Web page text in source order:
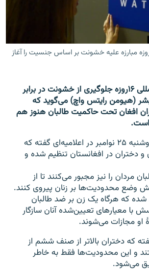
آزادی/ رادیو اروپای آزاد
ملل کمپاین ۱۶روزه مبارزه علیه خشونت بر اساس جنسیت را آغاز
با آغاز کمپاین بین‌المللی ۱۶روزه جلوگیری از خشونت در برابر
(هیومن رایتس واچ) می‌گوید که
افغان تحت حاکمیت طالبان هنوز هم
است.
این سازمان به روز دوشنبه ۲۵ نوامبر در اعلامیه‌ای گفته که
و دختران در افغانستان تنظیم شده و
مردان را نیز مجبور می‌کنند تا از
وضع محدودیت‌ها بر زنان پیروی کنند.
شده که هرگاه یک زن بر ضد طالبان
با معیارهای تعیین‌شده آنان سازگار
او مجازات می‌شوند.
که دختران بالاتر از صنف ششم از
و این محدودیت‌ها فقط به خاطر
می‌شود.